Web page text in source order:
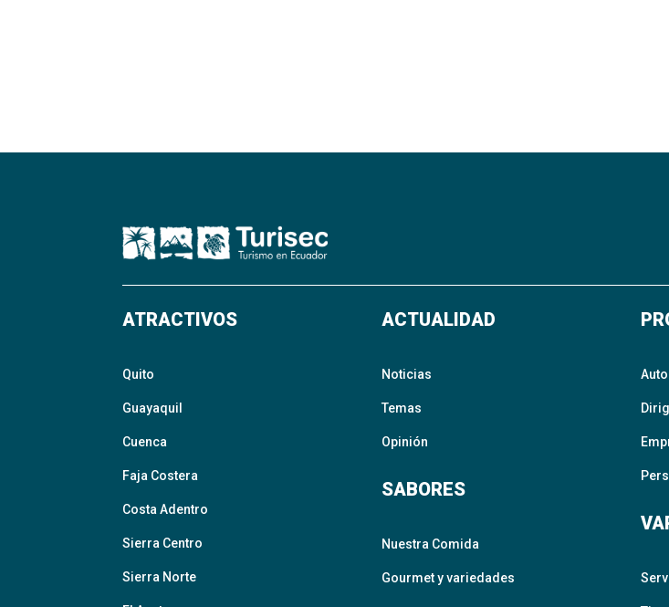
ATRACTIVOS
Quito
Guayaquil
Cuenca
Faja Costera
Costa Adentro
Sierra Centro
Sierra Norte
ACTUALIDAD
Noticias
Temas
Opinión
SABORES
Nuestra Comida
Gourmet y variedades